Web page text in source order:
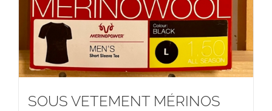
SOUS VETEMENT MÉRINOS